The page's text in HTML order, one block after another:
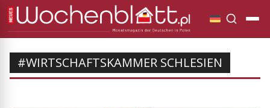
#WIRTSCHAFTSKAMMER SCHLESIEN